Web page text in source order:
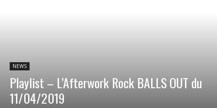
NEWS
Playlist – L’Afterwork Rock BALLS OUT du
11/04/2019